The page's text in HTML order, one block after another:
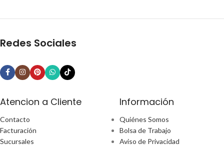
Redes Sociales
Atencion a Cliente
Contacto
Facturación
Sucursales
Información
Quiénes Somos
Bolsa de Trabajo
Aviso de Privacidad